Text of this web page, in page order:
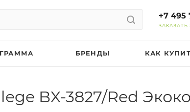
+7 495
ЗАКАЗАТЬ
БРЕНДЫ КАК
BX-3827/Red